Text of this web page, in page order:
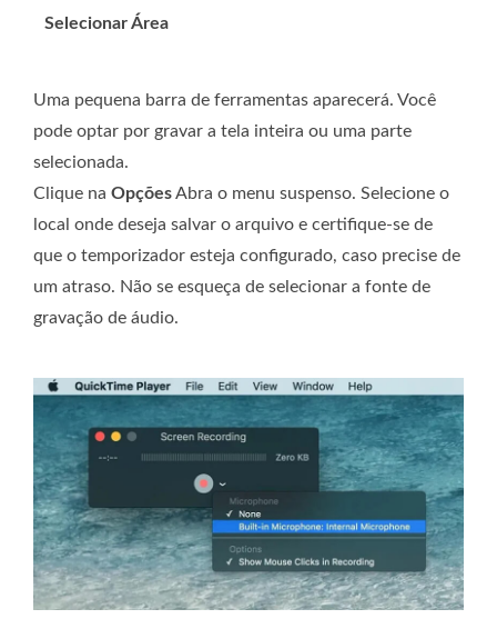
Selecionar Área
Uma pequena barra de ferramentas aparecerá. Você
pode optar por gravar a tela inteira ou uma parte
selecionada.
Clique na OpçõesAbra o menu suspenso. Selecione o
local onde deseja salvar o arquivo e certifique-se de
que o temporizador esteja configurado, caso precise de
um atraso. Não se esqueça de selecionar a fonte de
gravação de áudio.